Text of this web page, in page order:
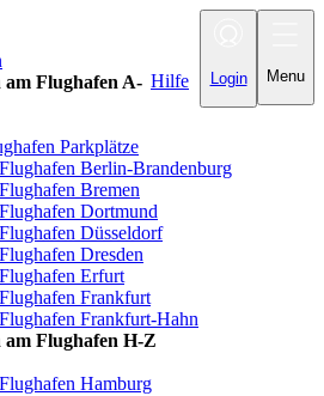
Menu
Login
Hilfe
am Flughafen A-
Parkplätze
Berlin-Brandenburg
Bremen
Dortmund
Düsseldorf
Dresden
Erfurt
Frankfurt
Frankfurt-Hahn
am Flughafen H-Z
Hamburg